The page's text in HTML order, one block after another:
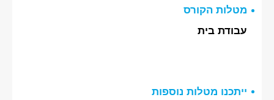
מטלות הקורס
עבודת בית
ייתכנו מטלות נוספות